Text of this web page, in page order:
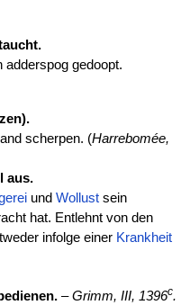
adderspog gedoopt.
scherpen. (Harrebomée,
aus.
und Wollustsein
hat. Entlehnt von den
infolge einer Krankheit
–Grimm, III, 1396c.